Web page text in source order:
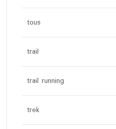
tous
trail
trail running
trek